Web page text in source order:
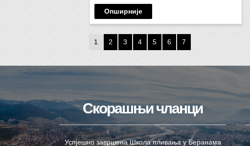
Опширније
1 2 3 4 5 6 7
Скорашњи чланци
Успјешно завршена Школа пливања у Беранама